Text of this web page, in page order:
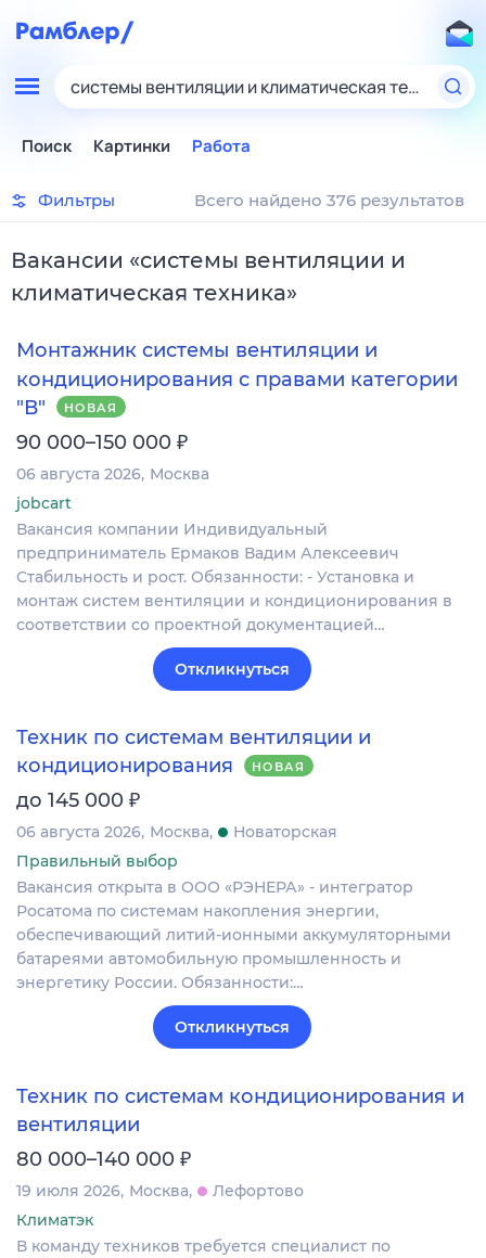
системы вентиляции и климатическая техника
Поиск Картинки Работа
Фильтры Всего найдено 376 результатов
Вакансии «системы вентиляции и
климатическая техника»
Монтажник системы вентиляции и
кондиционирования с правами категории
"В"
НОВАЯ
90 000–150 000 ₽
06 августа 2026 Москва
jobcart
Вакансия компании Индивидуальный
предприниматель Ермаков Вадим Алексеевич
Стабильность и рост. Обязанности: - Установка и
монтаж систем вентиляции и кондиционирования в
соответствии со проектной документацией…
Откликнуться
Техник по системам вентиляции и
кондиционирования
НОВАЯ
до 145 000 ₽
06 августа 2026 Москва
Новаторская
Правильный выбор
Вакансия открыта в ООО «РЭНЕРА» - интегратор
Росатома по системам накопления энергии,
обеспечивающий литий-ионными аккумуляторными
батареями автомобильную промышленность и
энергетику России. Обязанности:…
Откликнуться
Техник по системам кондиционирования и
вентиляции
80 000–140 000 ₽
19 июля 2026 Москва
Лефортово
Климатэк
В команду техников требуется специалист по